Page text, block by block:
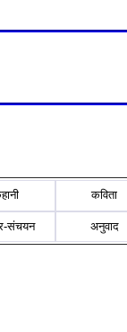
कविता
संचयन अनुवाद